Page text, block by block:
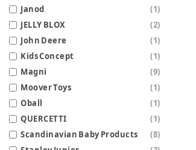
Janod
(1)
JELLY BLOX
(2)
John Deere
(1)
Kids Concept
(1)
Magni
(9)
Moover Toys
(1)
Oball
(1)
QUERCETTI
(1)
Scandinavian Baby Products
(8)